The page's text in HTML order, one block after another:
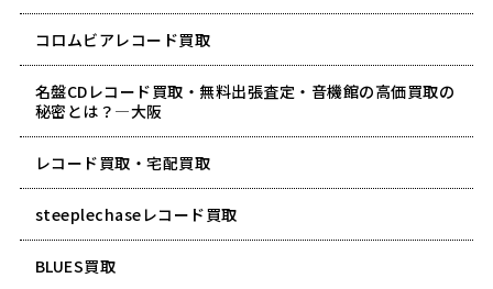
コロムビアレコード買取
名盤CDレコード買取・無料出張査定・音機館の高価買取の
秘密とは？―大阪
レコード買取・宅配買取
steeplechaseレコード買取
BLUES買取